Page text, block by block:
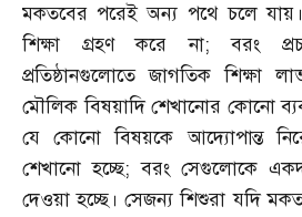
মকতবের পরেই অন্য পথে চলে যায়।
শিক্ষা গ্রহণ করে না;বরং
প্রতিষ্ঠানগুলোতে জাগতিক শিক্ষা
মৌলিক বিষয়াদি শেখানোর কোনো
যে কোনো বিষয়কে আদ্যোপান্ত
শেখানো হচ্ছে;বরং সেগুলোকে একদম
দেওয়া হচ্ছে। সেজন্য শিশুরা যদি